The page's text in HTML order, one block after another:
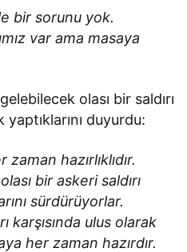
bir sorunu yok.
var ama masaya
olası bir saldırı
yaptıklarını duyurdu:
hazırlıklıdır.
bir askeri saldırı
sürdürüyorlar.
karşısında ulus olarak
her zaman hazırdır.